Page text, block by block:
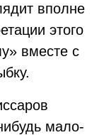
вполне
этого
вместе с
мало-